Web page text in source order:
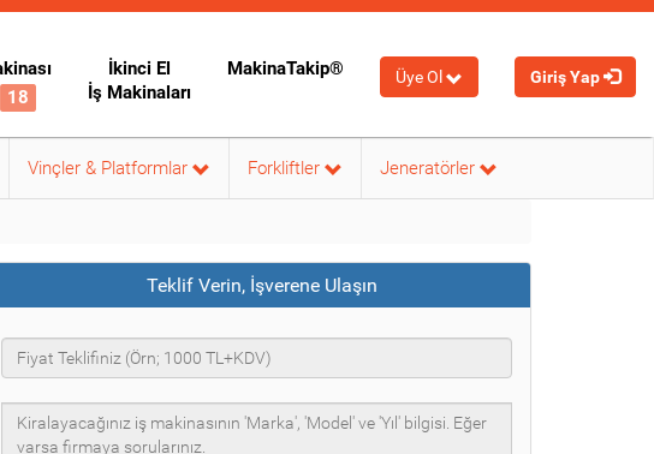
18
İkinci El
İş Makinaları
MakinaTakip® Üye Ol Giriş Yap
Vinçler & Platformlar Forkliftler Jeneratörler
Teklif Verin, İşverene Ulaşın